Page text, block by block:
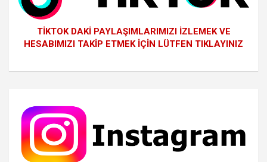
TİKTOK DAKİ PAYLAŞIMLARIMIZI İZLEMEK VE
HESABIMIZI TAKİP ETMEK İÇİN LÜTFEN TIKLAYINIZ